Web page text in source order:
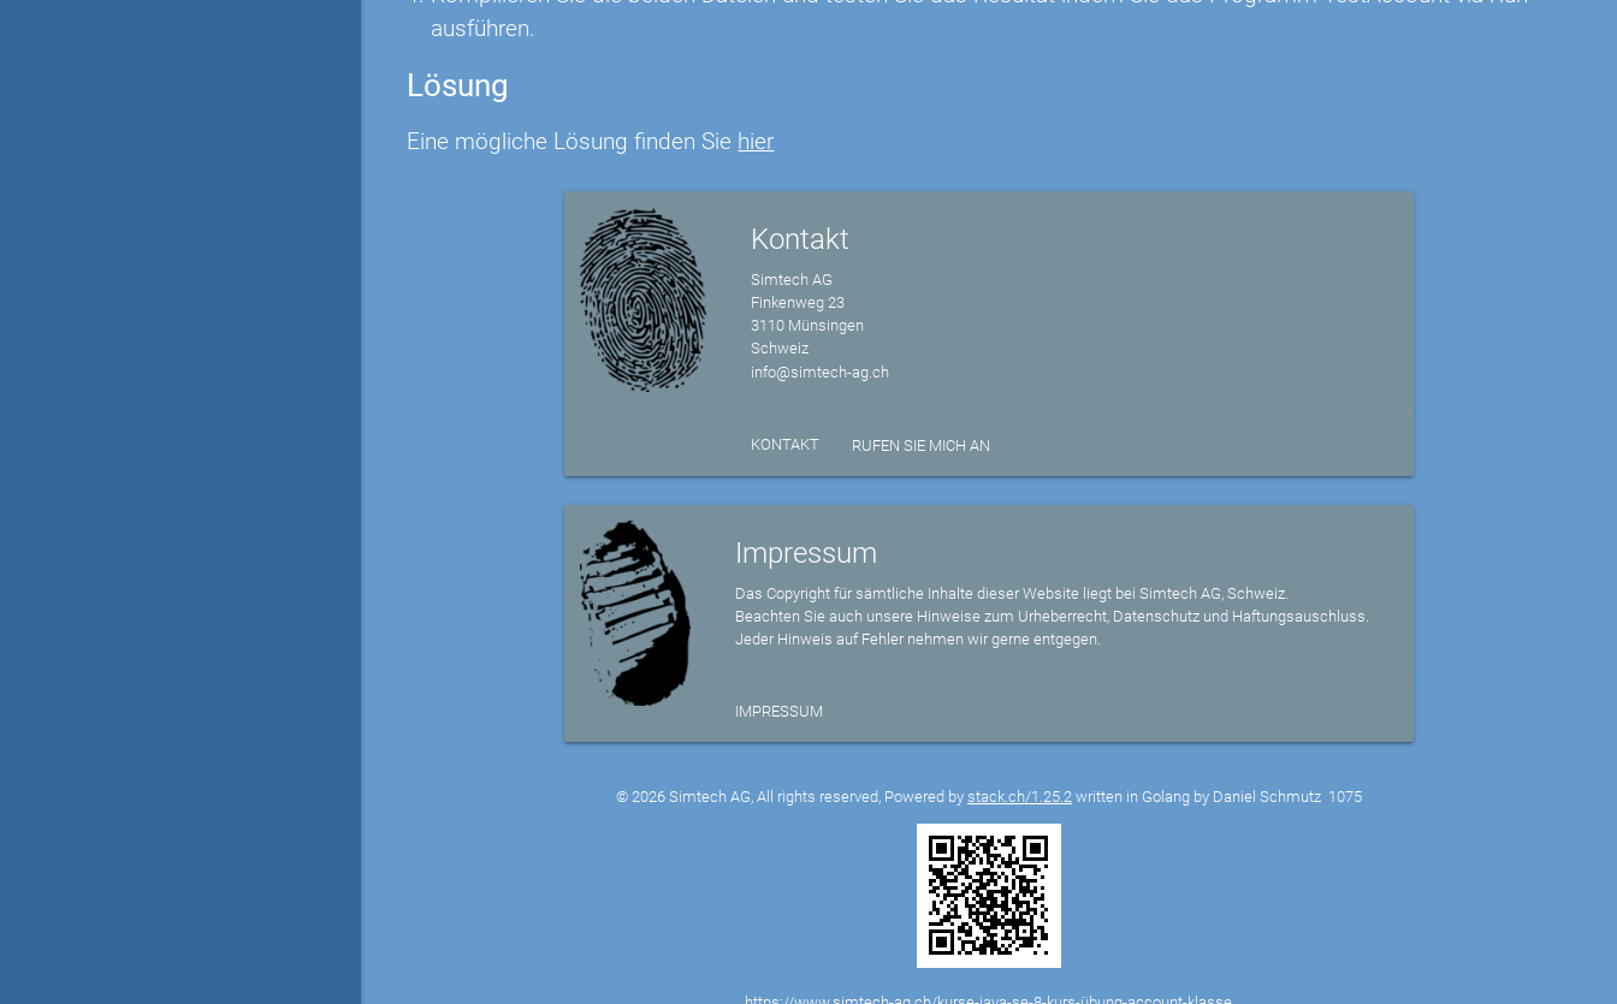
ausführen.
Lösung
Eine mögliche Lösung finden Sie hier
Kontakt
Simtech AG
Finkenweg 23
3110 Münsingen
Schweiz
info@simtech-ag.ch
KONTAKT RUFEN SIE MICH AN
Impressum
Das Copyright für sämtliche Inhalte dieser Website liegt bei Simtech AG, Schweiz.
Beachten Sie auch unsere Hinweise zum Urheberrecht, Datenschutz und Haftungsauschluss.
Jeder Hinweis auf Fehler nehmen wir gerne entgegen.
IMPRESSUM
© 2026 Simtech AG, All rights reserved, Powered by stack.ch/1.25.2written in Golang by Daniel Schmutz 1075